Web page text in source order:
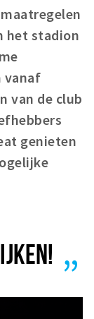
het stadion
vanaf
van de club
genieten